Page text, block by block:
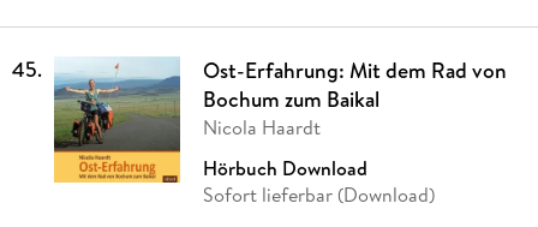
45.
Ost-Erfahrung: Mit dem Rad von
Bochum zum Baikal
Nicola Haardt
Hörbuch Download
Sofort lieferbar (Download)